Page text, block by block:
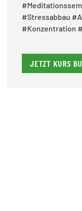
#Stressabbau
#Konzentration
JETZT KURS